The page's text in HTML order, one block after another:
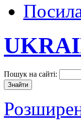
Пошук на сайті: